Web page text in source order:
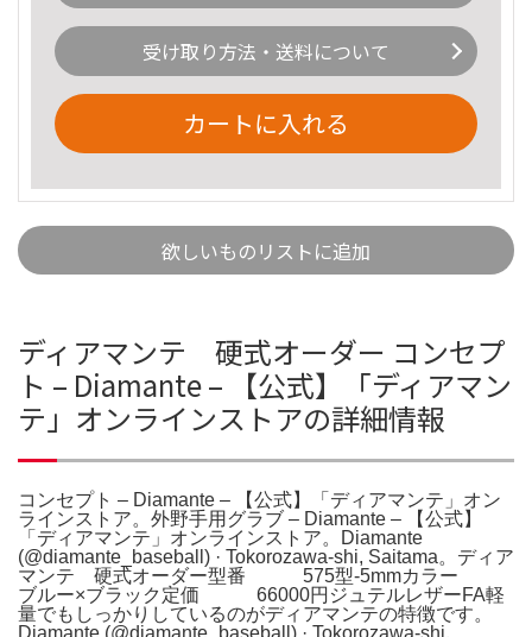
受け取り方法・送料について
カートに入れる
欲しいものリストに追加
ディアマンテ 硬式オーダー コンセプ
ト – Diamante – 【公式】「ディアマン
テ」オンラインストアの詳細情報
コンセプト – Diamante – 【公式】「ディアマンテ」オン
ラインストア。外野手用グラブ – Diamante – 【公式】
「ディアマンテ」オンラインストア。Diamante
(@diamante_baseball) · Tokorozawa-shi, Saitama。ディア
マンテ 硬式オーダー型番 575型-5mmカラー
ブルー×ブラック定価 66000円ジュテルレザーFA軽
量でもしっかりしているのがディアマンテの特徴です。
Diamante (@diamante_baseball) · Tokorozawa-shi,